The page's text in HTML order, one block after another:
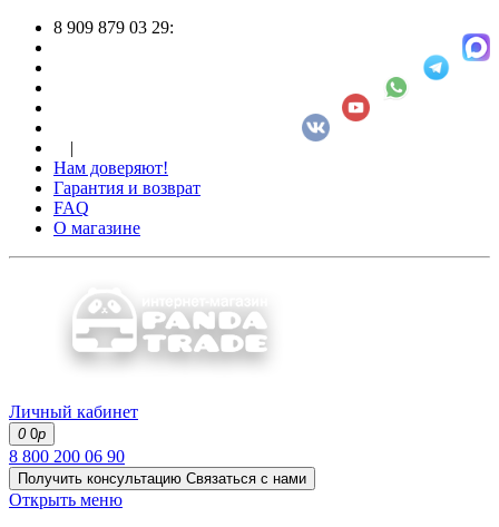
8 909 879 03 29:
|
Нам доверяют!
Гарантия и возврат
FAQ
О магазине
Личный кабинет
0 0р
8 800 200 06 90
Получить консультацию Связаться с нами
Открыть меню